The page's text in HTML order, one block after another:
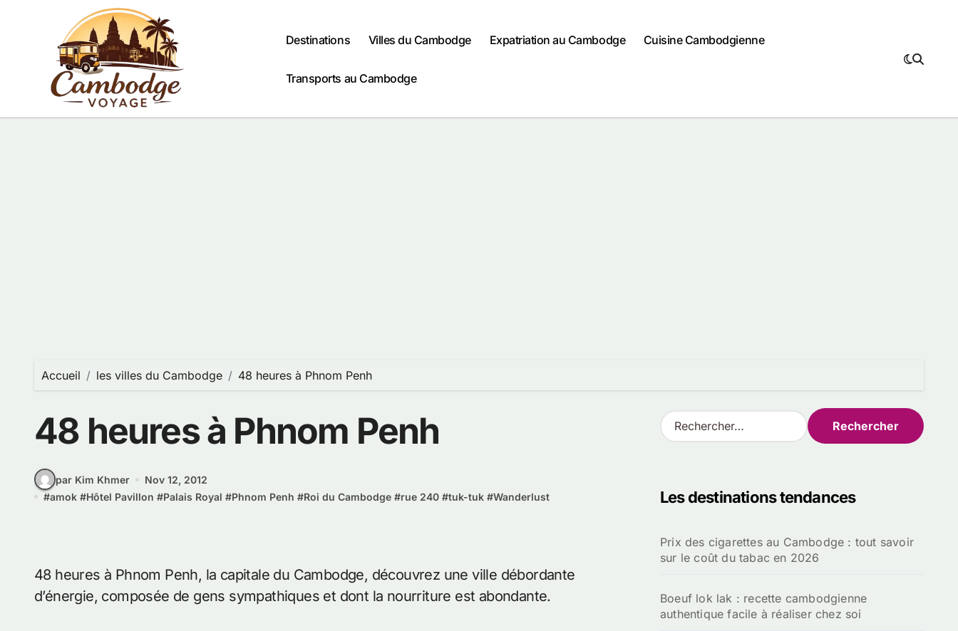
Destinations Villes du Cambodge Expatriation au Cambodge Cuisine Cambodgienne
Transports au Cambodge
Accueil les villes du Cambodge 48 heures à Phnom Penh
48 heures à Phnom Penh
par Kim Khmer
Nov 12, 2012
#amok #Hôtel Pavillon #Palais Royal #Phnom Penh #Roi du Cambodge #rue 240 #tuk-tuk #Wanderlust
48 heures à Phnom Penh, la capitale du Cambodge, découvrez une ville débordante
d’énergie, composée de gens sympathiques et dont la nourriture est abondante.
R
e
r
e
r
Les destinations tendances
Prix des cigarettes au Cambodge : tout savoir
sur le coût du tabac en 2026
Boeuf lok lak : recette cambodgienne
authentique facile à réaliser chez soi